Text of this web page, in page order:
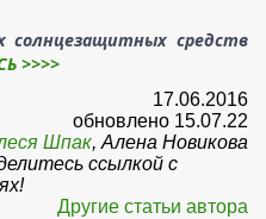
солнцезащитных средств
>>>>
17.06.2016
обновлено 15.07.22
Шпак, Алена Новикова
ссылкой с
Другие статьи автора